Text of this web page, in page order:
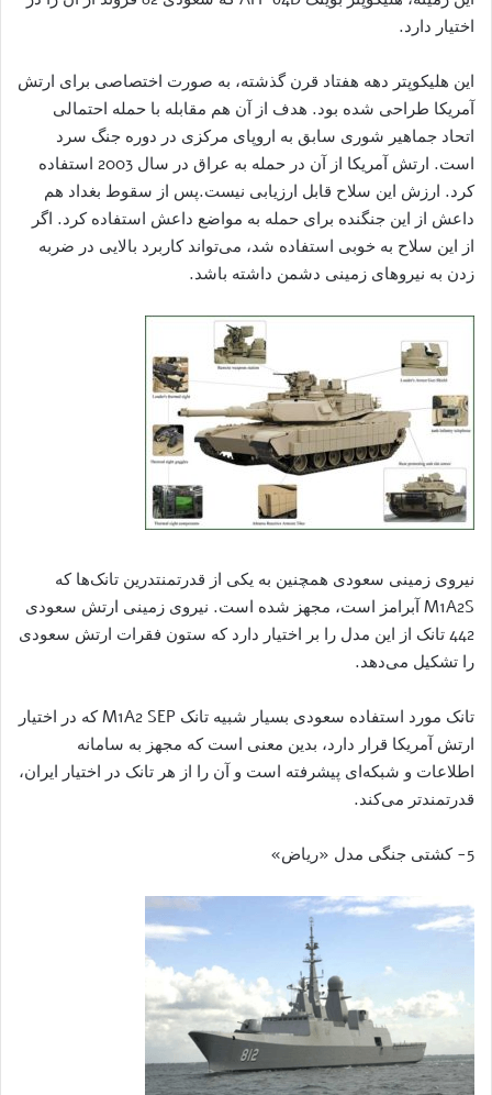
اختیار دارد.
این هلیکوپتر دهه هفتاد قرن گذشته، به صورت اختصاصی برای ارتش
آمریکا طراحی شده بود. هدف از آن هم مقابله با حمله احتمالی
اتحاد جماهیر شوری سابق به اروپای مرکزی در دوره جنگ سرد
است. ارتش آمریکا از آن در حمله به عراق در سال 2003 استفاده
کرد. ارزش این سلاح قابل ارزیابی نیست.پس از سقوط بغداد هم
داعش از این جنگنده برای حمله به مواضع داعش استفاده کرد. اگر
از این سلاح به خوبی استفاده شد، می‌تواند کاربرد بالایی در ضربه
زدن به نیروهای زمینی دشمن داشته باشد.
نیروی زمینی سعودی همچنین به یکی از قدرتمنتدرین تانک‌ها که
M1A2S آبرامز است، مجهز شده است. نیروی زمینی ارتش سعودی
442 تانک از این مدل را بر اختیار دارد که ستون فقرات ارتش سعودی
را تشکیل می‌دهد.
تانک مورد استفاده سعودی بسیار شبیه تانک M1A2 SEP که در اختیار
ارتش آمریکا قرار دارد، بدین معنی است که مجهز به سامانه
اطلاعات و شبکه‌ای پیشرفته است و آن را از هر تانک در اختیار ایران،
قدرتمندتر می‌کند.
5- کشتی جنگی مدل «ریاض»